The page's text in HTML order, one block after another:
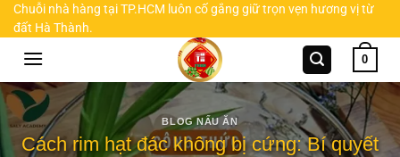
Chuyển
đến
Chuỗi nhà hàng tại TP.HCM luôn cố gắng giữ trọn vẹn hương vị từ
đất Hà Thành.
0
BLOG NẤU ĂN
Cách rim hạt đác không bị cứng: Bí quyết